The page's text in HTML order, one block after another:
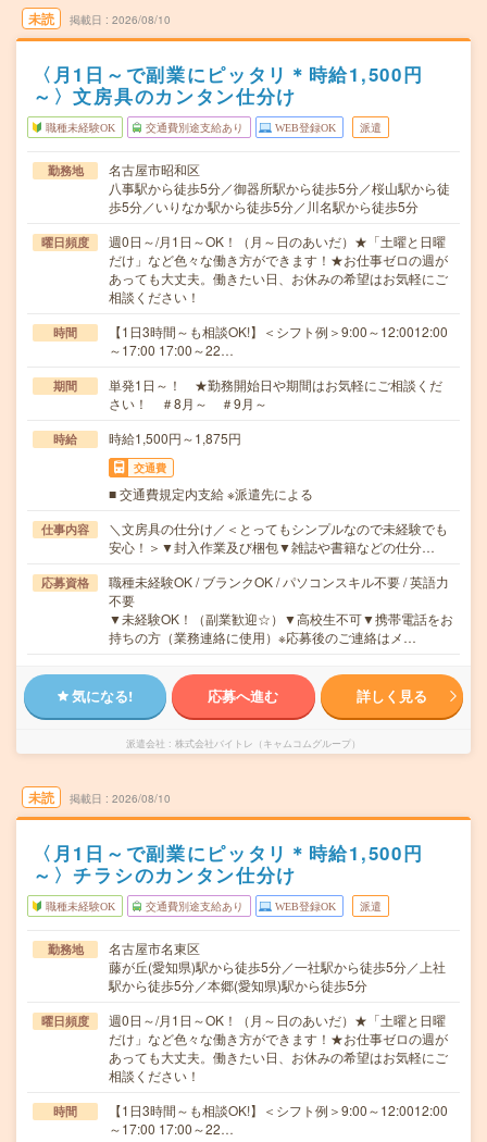
未読 掲載日 2026/08/10
〈月1日～で副業にピッタリ＊時給1,500円
～〉文房具のカンタン仕分け
職種未経験OK 交通費別途支給あり WEB登録OK 派遣
勤務地
名古屋市昭和区
八事駅から徒歩5分／御器所駅から徒歩5分／桜山駅から徒
歩5分／いりなか駅から徒歩5分／川名駅から徒歩5分
曜日頻度
週0日～/月1日～OK！（月～日のあいだ）★「土曜と日曜
だけ」など色々な働き方ができます！★お仕事ゼロの週が
あっても大丈夫。働きたい日、お休みの希望はお気軽にご
相談ください！
時間
【1日3時間～も相談OK!】＜シフト例＞9:00～12:0012:00
～17:00 17:00～22…
期間
単発1日～！ ★勤務開始日や期間はお気軽にご相談くだ
さい！ ＃8月～ ＃9月～
時給 時給1,500円～1,875円
交通費
■ 交通費規定内支給 ※派遣先による
仕事内容
＼文房具の仕分け／＜とってもシンプルなので未経験でも
安心！＞▼封入作業及び梱包▼雑誌や書籍などの仕分…
応募資格
職種未経験OK / ブランクOK / パソコンスキル不要 / 英語力
不要
▼未経験OK！（副業歓迎☆）▼高校生不可▼携帯電話をお
持ちの方（業務連絡に使用）※応募後のご連絡はメ…
気になる! 応募へ進む 詳しく見る
派遣会社 株式会社バイトレ（キャムコムグループ）
未読 掲載日 2026/08/10
〈月1日～で副業にピッタリ＊時給1,500円
～〉チラシのカンタン仕分け
職種未経験OK 交通費別途支給あり WEB登録OK 派遣
勤務地
名古屋市名東区
藤が丘(愛知県)駅から徒歩5分／一社駅から徒歩5分／上社
駅から徒歩5分／本郷(愛知県)駅から徒歩5分
曜日頻度
週0日～/月1日～OK！（月～日のあいだ）★「土曜と日曜
だけ」など色々な働き方ができます！★お仕事ゼロの週が
あっても大丈夫。働きたい日、お休みの希望はお気軽にご
相談ください！
時間
【1日3時間～も相談OK!】＜シフト例＞9:00～12:0012:00
～17:00 17:00～22…